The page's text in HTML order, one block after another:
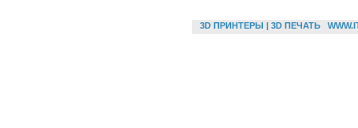
3D ПРИНТЕРЫ | 3D ПЕЧАТЬ